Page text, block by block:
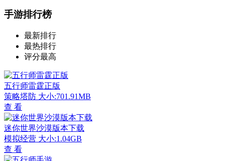
手游排行榜
最新排行
最热排行
评分最高
五行师雷霆正版
策略塔防 大小:701.91MB
查 看
迷你世界沙漠版本下载
模拟经营 大小:1.04GB
查 看